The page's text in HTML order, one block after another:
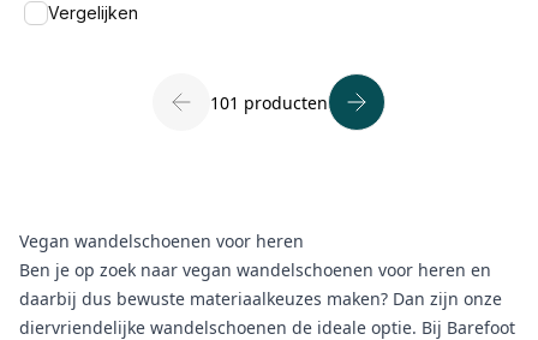
Vergelijken
101 producten
Vegan wandelschoenen voor heren
Ben je op zoek naar vegan wandelschoenen voor heren en
daarbij dus bewuste materiaalkeuzes maken? Dan zijn onze
diervriendelijke wandelschoenen de ideale optie. Bij Barefoot